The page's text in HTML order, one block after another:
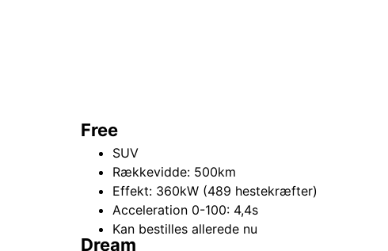
Free
SUV
Rækkevidde: 500km
Effekt: 360kW (489 hestekræfter)
Acceleration 0-100: 4,4s
Kan bestilles allerede nu
Dream